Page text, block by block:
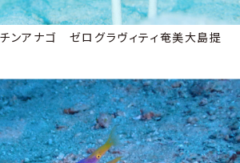
ンアナゴ ゼログラヴィティ奄美大島提